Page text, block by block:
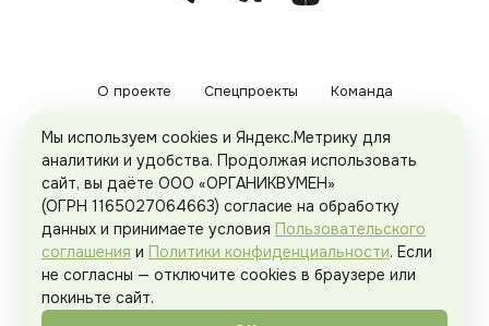
О проекте Спецпроекты Команда
Рекламодателям Политика конфиденциальности
Пользовательское соглашение
Organicwoman.ru . Все права защищены.
Мы используем cookies и Яндекс.Метрику для
аналитики и удобства. Продолжая использовать
сайт, вы даёте ООО «ОРГАНИКВУМЕН»
(ОГРН 1165027064663) согласие на обработку
данных и принимаете условия Пользовательского
соглашения и Политики конфиденциальности. Если
не согласны — отключите cookies в браузере или
покиньте сайт.